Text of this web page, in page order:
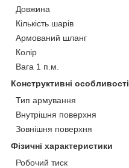
Довжина
Кількість шарів
Армований шланг
Колір
Вага 1 п.м.
Конструктивні особливості
Тип армування
Внутрішня поверхня
Зовнішня поверхня
Фізичні характеристики
Робочий тиск